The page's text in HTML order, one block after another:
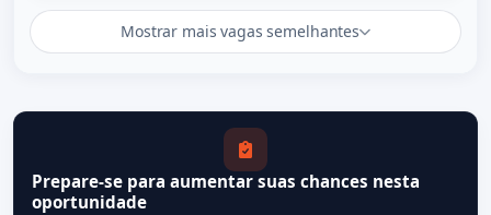
Mostrar mais vagas semelhantes
Prepare-se para aumentar suas chances nesta
oportunidade